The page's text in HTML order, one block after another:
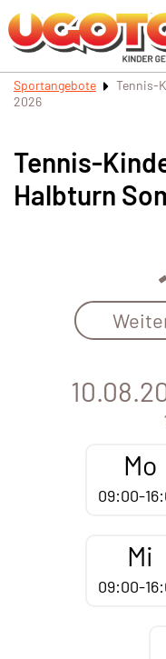
Sportangebote
Tennis-
2026
Tennis-
Halbturn
Mo
09:00-
Mi
09:00-